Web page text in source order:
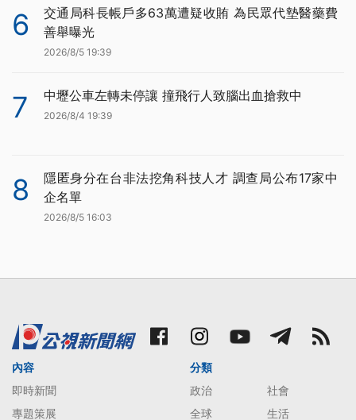
6
交通局科長帳戶多63萬遭疑收賄 為民眾代墊醫藥費
善舉曝光
2026/8/5 19:39
7 中壢公車左轉未停讓 撞飛行人致腦出血搶救中
2026/8/4 19:39
8
隱匿身分在台非法挖角科技人才 調查局公布17家中
企名單
2026/8/5 16:03
內容
即時新聞
專題策展
分類
政治
社會
全球
生活